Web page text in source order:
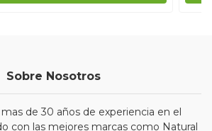
Sobre Nosotros
de 30 años de experiencia en el
con las mejores marcas como Natural